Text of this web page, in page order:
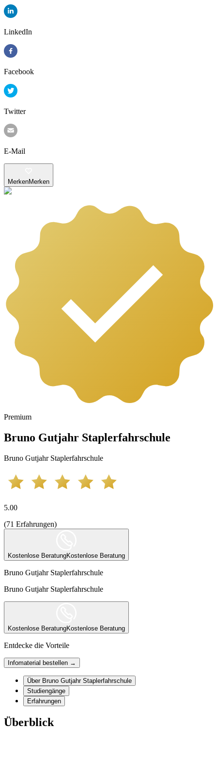
LinkedIn
Facebook
Twitter
E-Mail
MerkenMerken
Premium
Bruno Gutjahr Staplerfahrschule
Bruno Gutjahr Staplerfahrschule
5.00
(71 Erfahrungen)
Kostenlose BeratungKostenlose Beratung
Bruno Gutjahr Staplerfahrschule
Bruno Gutjahr Staplerfahrschule
Kostenlose BeratungKostenlose Beratung
Entdecke die Vorteile
Infomaterial bestellen →
Über Bruno Gutjahr Staplerfahrschule
Studiengänge
Erfahrungen
Überblick